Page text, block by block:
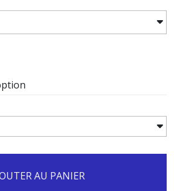
AU PANIER